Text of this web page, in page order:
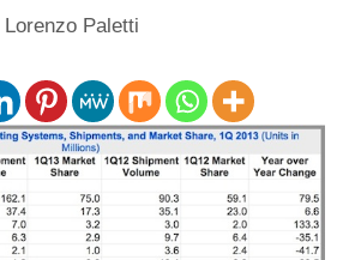
Lorenzo Paletti